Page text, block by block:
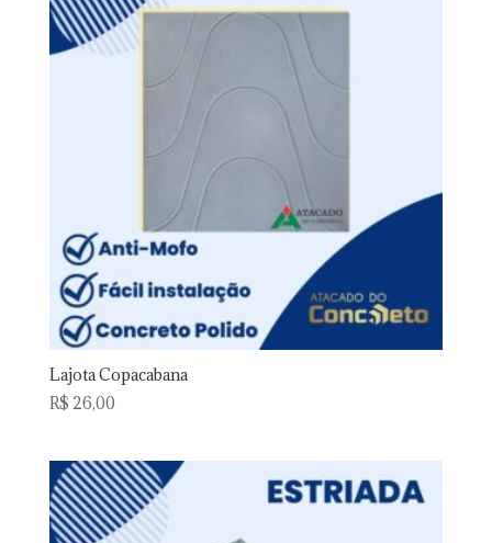
Lajota Copacabana
R$ 26,00